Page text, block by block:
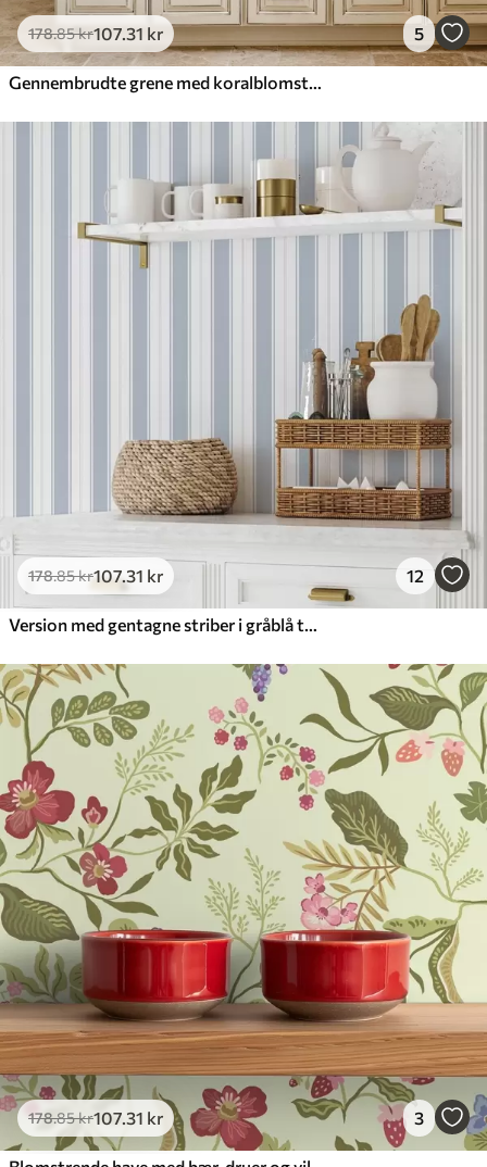
178.85kr107.31 kr 5
Gennembrudte grene med koralblomster, blomstermønster
178.85kr107.31 kr 12
Version med gentagne striber i gråblå toner
178.85kr107.31 kr 3